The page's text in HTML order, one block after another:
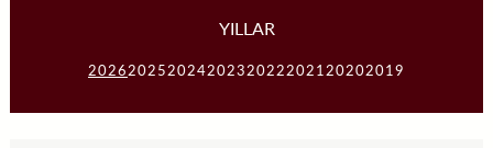
YILLAR
202620252024202320222021 20202019